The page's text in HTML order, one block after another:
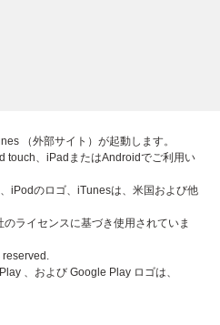
（外部サイト）が起動します。
touch、iPadまたはAndroidでご利用い
iPodのロゴ、iTunesは、米国および他
ライセンスに基づき使用されていま
reserved.
、および Google Play ロゴは、